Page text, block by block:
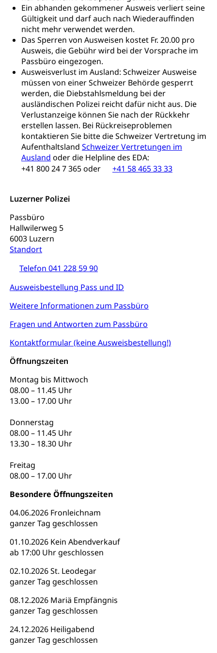
Ein abhanden gekommener Ausweis verliert seine
Gültigkeit und darf auch nach Wiederauffinden
nicht mehr verwendet werden.
Das Sperren von Ausweisen kostet Fr. 20.00 pro
Ausweis, die Gebühr wird bei der Vorsprache im
Passbüro eingezogen.
Ausweisverlust im Ausland: Schweizer Ausweise
müssen von einer Schweizer Behörde gesperrt
werden, die Diebstahlsmeldung bei der
ausländischen Polizei reicht dafür nicht aus. Die
Verlustanzeige können Sie nach der Rückkehr
erstellen lassen. Bei Rückreiseproblemen
kontaktieren Sie bitte die Schweizer Vertretung im
Aufenthaltsland Schweizer Vertretungen im
Ausland oder die Helpline des EDA:
+41 800 24 7 365 oder
+41 58 465 33 33
Luzerner Polizei
Passbüro
Hallwilerweg 5
6003 Luzern
Standort
Telefon 041 228 59 90
Ausweisbestellung Pass und ID
Weitere Informationen zum Passbüro
Fragen und Antworten zum Passbüro
Kontaktformular (keine Ausweisbestellung!)
Öffnungszeiten
Montag bis Mittwoch
08.00 – 11.45 Uhr
13.00 – 17.00 Uhr
Donnerstag
08.00 – 11.45 Uhr
13.30 – 18.30 Uhr
Freitag
08.00 – 17.00 Uhr
Besondere Öffnungszeiten
04.06.2026 Fronleichnam
ganzer Tag geschlossen
01.10.2026 Kein Abendverkauf
ab 17:00 Uhr geschlossen
02.10.2026 St. Leodegar
ganzer Tag geschlossen
08.12.2026 Mariä Empfängnis
ganzer Tag geschlossen
24.12.2026 Heiligabend
ganzer Tag geschlossen
Freiwilliges Kindergarten Jahr
Frühe Sprachförderung
Kindergarten & Basisstufe
Frühe Förderung
Gesundheit und Soziales
Konsumentenschutz
Konsumentenrechte, Produktsicherheit,
Preisüberwachung, Preisüberwacher,
Konsumentenorganisation, parallele Einfuhr,
regionale Erschöpfung, nationale Erschöpfung,
internationale Erschöpfung, Preisabsprache, Kartell,
Cassis-deDijon-Prinzip
Lebensmittelkontrolle und
Verbraucherschutz
Krankenversicherung
Unfallversicherung, Berufsunfallversicherung,
Krankheit, Unfall, Prämienverbilligung,
Krankenkasse
Krankenversicherung (WAS Luzern)
Obligatorische Krankenversicherung (WAS
Kranken- und Unfallversicherung
Lebensmittelsicherheit
Lebensmittelhygiene, Produktesicherheit
Prävention
Gesundheitsvorsorge, Wellness, Unfallverhütung,
Suchtprävention, Alkoholprävention,
Tabakprävention, Primärprävention,
Sekundärprävention, Tertiärprävention
Darmkrebsvorsorge
Kantonales Tabakpräventionsprogramm
Suchtprävention
Gesundheitsversorgung
Soziale Sicherheit
Sozialversicherungen, Sozialpolitik,
Arbeitslosenversicherung,
Mutterschaftsversicherung, Krankenversicherung,
Unfallversicherung, Invalidenversicherung,
Sozialhilfe
Kranken- und Unfallversicherung
Krankenversicherung (WAS Luzern)
Existenzsicherung - Sozialhilfe
Soziales und Gesellschaft (Dienststelle)
Sucht und Drogen
Drogenabhängigkeit, Drogensucht,
Medikamentenabhängigkeit,
Arzneimittelabhängigkeit, Suchtkrankheit,
Drogenabhängige, Drogensüchtige,
Fachstelle Sucht Region Luzern
Gesundheitsversorgung
Gesundheitsversorgung, Spital, Pflegeinitiative,
Gesundheitsversorgung
AHV / IV
Altersrente, Invalidenrente, Witwenrente,
Pensionskasse, erste Säule, zweite Säule, dritte
Säule, Hilflosenentschädigung,
Todesfallversicherung
AHV-Hinterlassenenrente (WAS Luzern)
AHV-Beiträge (WAS Luzern)
Informationsstelle AHV/IV
Ergänzungsleistungen (EL) (WAS Luzern)
AHV-Altersrente (WAS Luzern)
Körperbehinderung, körperliche Behinderung,
geistige Behinderung, psychische Behinderung,
Erwerbsunfähigkeit, Behinderte
Menschen mit Behinderungen
Kultur und Medien